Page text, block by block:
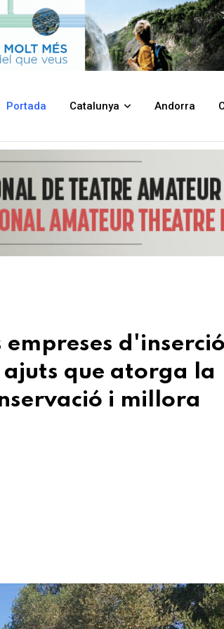
Portada Catalunya Andorra
ja poden sol·licitar els ajuts que atorga la
empreses
que atorga la
i millora